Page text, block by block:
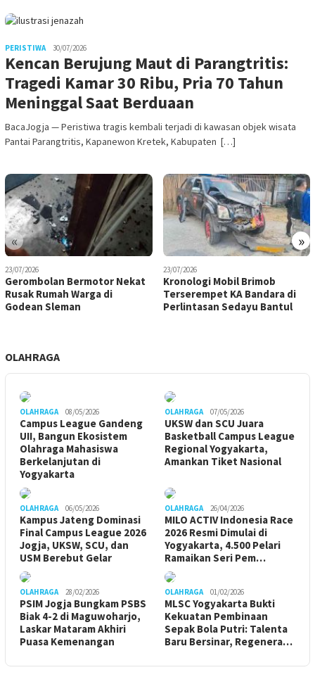
PERISTIWA 30/07/2026
Kencan Berujung Maut di Parangtritis:
Tragedi Kamar 30 Ribu, Pria 70 Tahun
Meninggal Saat Berduaan
BacaJogja — Peristiwa tragis kembali terjadi di kawasan objek wisata
Pantai Parangtritis, Kapanewon Kretek, Kabupaten […]
« »
23/07/2026
Gerombolan Bermotor Nekat
Rusak Rumah Warga di
Godean Sleman
23/07/2026
Kronologi Mobil Brimob
Terserempet KA Bandara di
Perlintasan Sedayu Bantul
OLAHRAGA
OLAHRAGA 08/05/2026
Campus League Gandeng
UII, Bangun Ekosistem
Olahraga Mahasiswa
Berkelanjutan di
Yogyakarta
OLAHRAGA 07/05/2026
UKSW dan SCU Juara
Basketball Campus League
Regional Yogyakarta,
Amankan Tiket Nasional
OLAHRAGA 06/05/2026
Kampus Jateng Dominasi
Final Campus League 2026
Jogja, UKSW, SCU, dan
USM Berebut Gelar
OLAHRAGA 26/04/2026
MILO ACTIV Indonesia Race
2026 Resmi Dimulai di
Yogyakarta, 4.500 Pelari
Ramaikan Seri Pem…
OLAHRAGA 28/02/2026
PSIM Jogja Bungkam PSBS
Biak 4-2 di Maguwoharjo,
Laskar Mataram Akhiri
Puasa Kemenangan
OLAHRAGA 01/02/2026
MLSC Yogyakarta Bukti
Kekuatan Pembinaan
Sepak Bola Putri: Talenta
Baru Bersinar, Regenera…